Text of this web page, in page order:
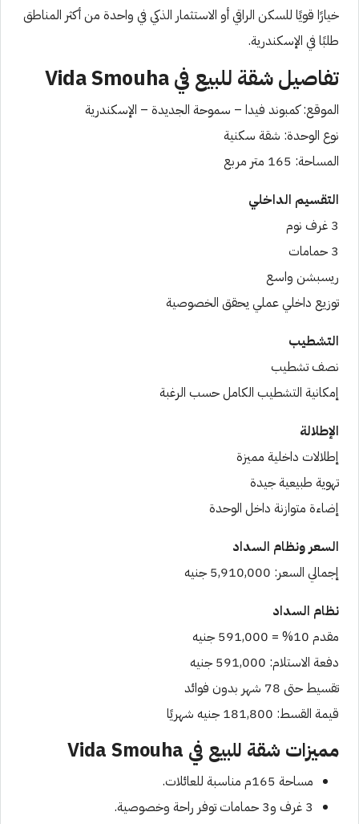
خيارًا قويًا للسكن الراقي أو الاستثمار الذكي في واحدة من أكثر المناطق
طلبًا في الإسكندرية.
تفاصيل شقة للبيع في Vida Smouha
الموقع: كمبوند فيدا – سموحة الجديدة – الإسكندرية
نوع الوحدة: شقة سكنية
المساحة: 165 متر مربع
التقسيم الداخلي
3 غرف نوم
3 حمامات
ريسبشن واسع
توزيع داخلي عملي يحقق الخصوصية
التشطيب
نصف تشطيب
إمكانية التشطيب الكامل حسب الرغبة
الإطلالة
إطلالات داخلية مميزة
تهوية طبيعية جيدة
إضاءة متوازنة داخل الوحدة
السعر ونظام السداد
إجمالي السعر: 5,910,000 جنيه
نظام السداد
مقدم 10% = 591,000 جنيه
دفعة الاستلام: 591,000 جنيه
تقسيط حتى 78 شهر بدون فوائد
قيمة القسط: 181,800 جنيه شهريًا
مميزات شقة للبيع في Vida Smouha
مساحة 165م مناسبة للعائلات.
3 غرف و3 حمامات توفر راحة وخصوصية.